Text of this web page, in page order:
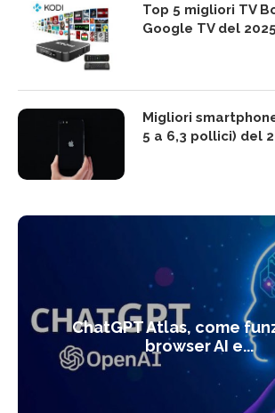
Top 5 migliori TV
Google TV del 2025
Migliori
5 a 6,3 pollici) del
ChatGPT Atlas, come
browser AI e...